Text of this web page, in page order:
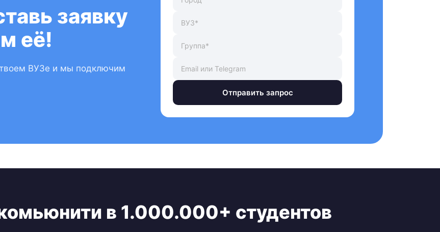
заявку
её!
ВУЗе и мы подключим
Отправить запрос
в 1.000.000+ студентов